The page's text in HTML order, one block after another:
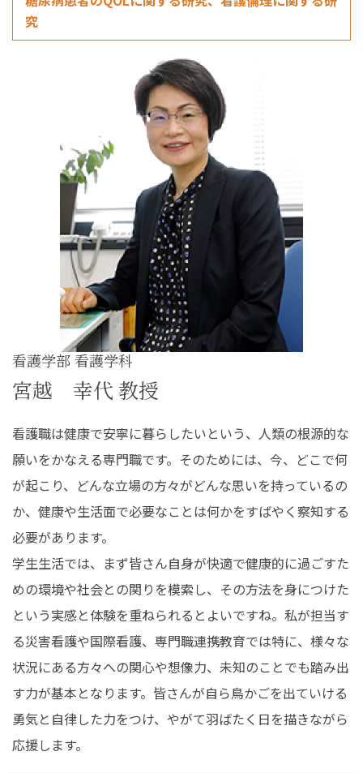
究
看護学部 看護学科
宮越 幸代 教授
看護職は健康で安寧に暮らしたいという、人類の根源的な
願いをかなえる専門職です。そのためには、今、どこで何
が起こり、どんな立場の方々がどんな思いを持っているの
か、健康や生活面で必要なことは何かをすばやく察知する
必要があります。
学生生活では、まず皆さん自身が快適で健康的に過ごすた
めの環境や社会との関りを模索し、その方法を身につけた
という実感と体験を重ねられるとよいですね。私が担当す
る災害看護や国際看護、専門職連携教育では特に、様々な
状況にある方々への関心や想像力、未知のことでも踏み出
す力が基本となります。皆さんが自ら鳥かごを出ていける
勇気と自律した力をつけ、やがて羽ばたく日を描きながら
応援します。